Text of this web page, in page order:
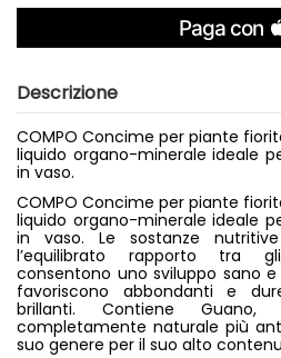
Descrizione
COMPO Concime per piante
liquido organo-minerale ideale
in vaso.
COMPO Concime per piante
liquido organo-minerale ideale
in vaso. Le sostanze
l’equilibrato rapporto tra
consentono uno sviluppo sano
favoriscono abbondanti e
brillanti. Contiene
completamente naturale più
suo genere per il suo alto